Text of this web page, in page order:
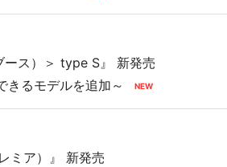
ース）＞ type S』 新発売
きるモデルを追加～
ミア）』 新発売